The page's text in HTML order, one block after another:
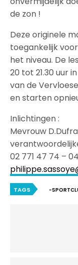
de zon !
Deze originele
toegankelijk
het niveau. De
20 tot 21.30 uur
van de
en starten
Inlichtingen :
Mevrouw
02 771 47 74 –
TAGS -